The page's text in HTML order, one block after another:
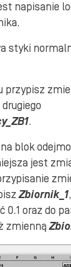
napisanie
styki
przypisz
drugiego
.
blok
jest
Zbiornik_1
0.1 oraz do
zmienną